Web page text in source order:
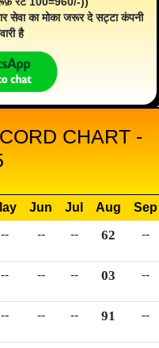
सेवा का मोका जरूर दे सट्टा कंपनी
है
CHART -
Jun Jul Aug
Sep
-- -- -- 62 --
-- -- -- 03 --
-- -- -- 91 --